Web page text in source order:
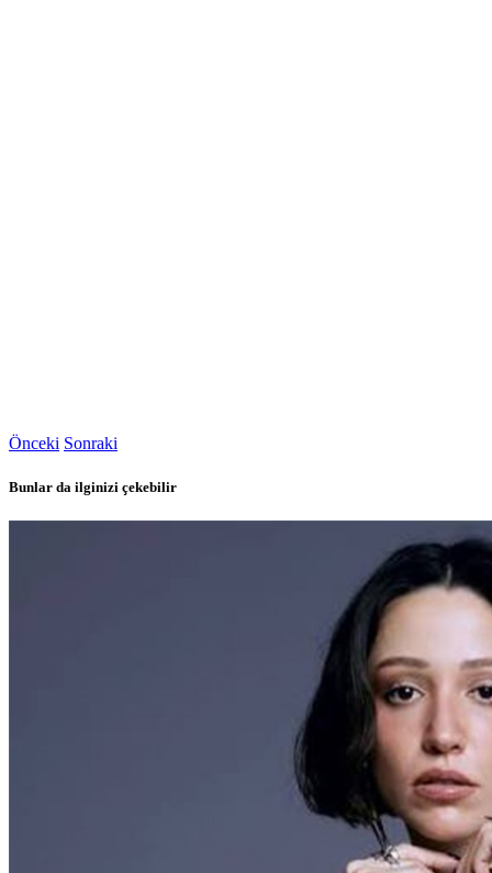
Önceki Sonraki
Bunlar da ilginizi çekebilir